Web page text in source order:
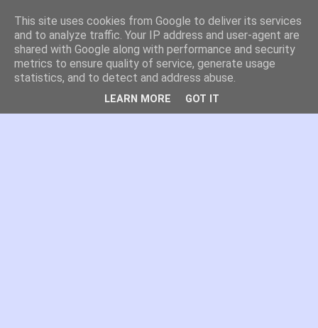
es por madrid
El blog de Madrid y su actualidad, proyectos, transporte,
movilidad, arquitectura, participación, medio ambiente,
educación, empleo, ...
This site uses cookies from Google to deliver its services
and to analyze traffic. Your IP address and user-agent are
shared with Google along with performance and security
metrics to ensure quality of service, generate usage
statistics, and to detect and address abuse.
LEARN MORE GOT IT